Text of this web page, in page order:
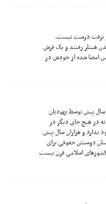
نرفت درست نیست،
هیتلر رفتند و یک فرش
امضا شده از خودش در
سال پیش توسط یهودیان
نه در هیچ جای دیگر در
ندارد و هزاران سال پیش
دوستش حقوقی برای
اسلامی قرن بیست